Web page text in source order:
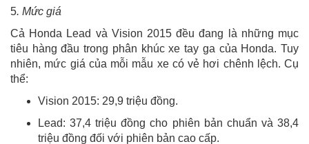
5. Mức giá
Cả Honda Lead và Vision 2015 đều đang là những mục
tiêu hàng đầu trong phân khúc xe tay ga của Honda. Tuy
nhiên, mức giá của mỗi mẫu xe có vẻ hơi chênh lệch. Cụ
thể:
Vision 2015: 29,9 triệu đồng.
Lead: 37,4 triệu đồng cho phiên bản chuẩn và 38,4
triệu đồng đối với phiên bản cao cấp.